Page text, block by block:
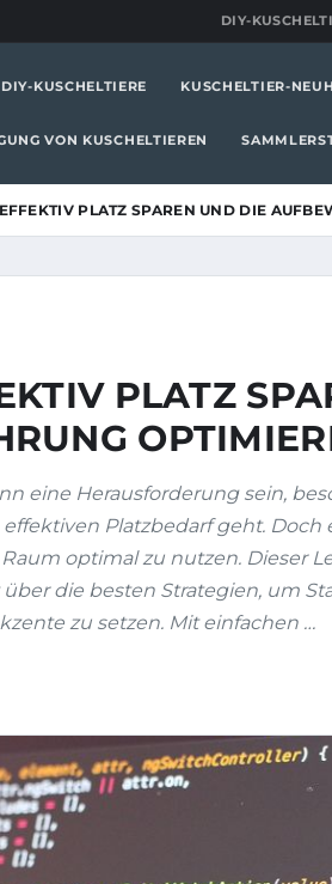
DIY-
DIY-KUSCHELTIERE KUSCHELTIER-
VON KUSCHELTIEREN
PLATZ SPAREN UND DIE
PLATZ
eine Herausforderung sein,
Platzbedarf geht. Doch
optimal zu nutzen. Dieser
die besten Strategien, um
zu setzen. Mit einfachen …